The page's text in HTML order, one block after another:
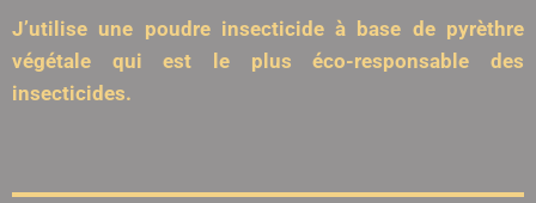
J’utilise une poudre insecticide à base de pyrèthre
végétale qui est le plus éco-responsable des
insecticides.